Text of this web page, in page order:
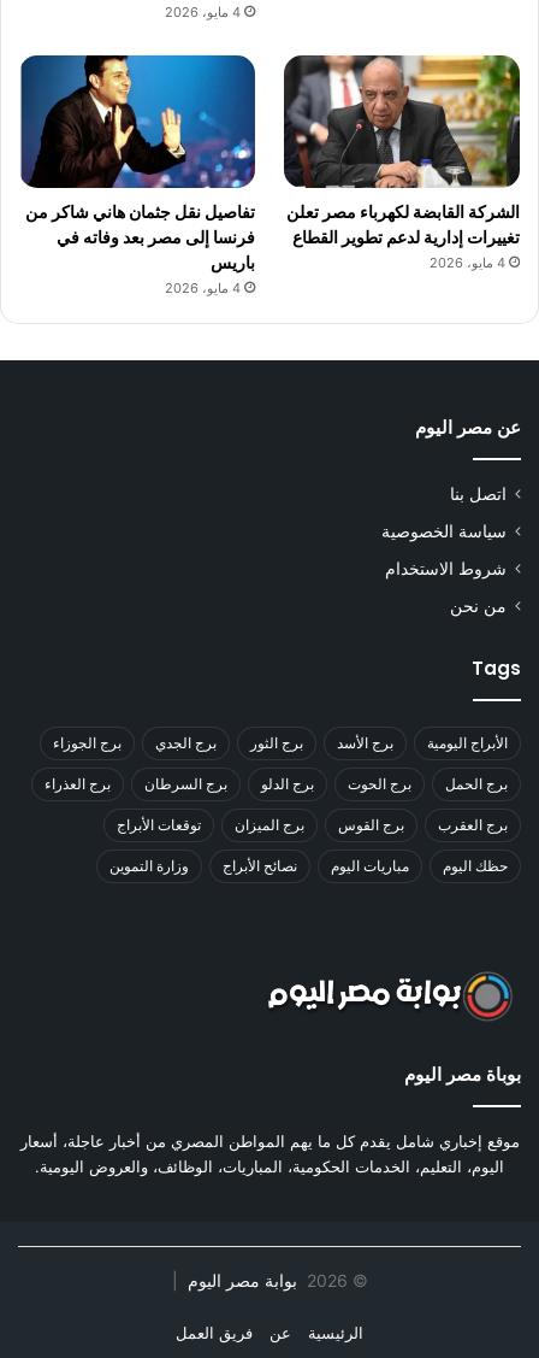
4 مايو، 2026
الشركة القابضة لكهرباء مصر تعلن
تغييرات إدارية لدعم تطوير القطاع
4 مايو، 2026
تفاصيل نقل جثمان هاني شاكر من
فرنسا إلى مصر بعد وفاته في
باريس
4 مايو، 2026
عن مصر اليوم
اتصل بنا
سياسة الخصوصية
شروط الاستخدام
من نحن
Tags
الأبراج اليومية برج الأسد برج الثور برج الجدي برج الجوزاء
برج الحمل برج الحوت برج الدلو برج السرطان برج العذراء
برج العقرب برج القوس برج الميزان توقعات الأبراج
حظك اليوم مباريات اليوم نصائح الأبراج وزارة التموين
بوباة مصر اليوم
موقع إخباري شامل يقدم كل ما يهم المواطن المصري من أخبار عاجلة، أسعار
اليوم، التعليم، الخدمات الحكومية، المباريات، الوظائف، والعروض اليومية.
©
2026 بوابة مصر اليوم
الرئيسية عن فريق العمل